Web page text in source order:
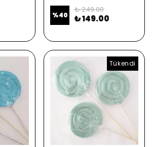
%40
₺ 249.00
₺ 149.00
Tükendi